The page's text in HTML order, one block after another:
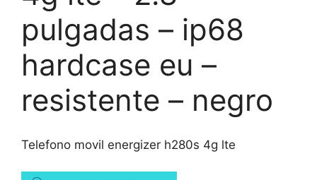
pulgadas – ip68
hardcase eu –
resistente – negro
Telefono movil energizer h280s 4g lte